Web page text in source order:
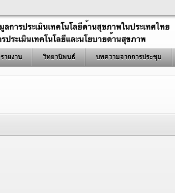
รายงาน วิทยานิพนธ์ บทความจากการประชุม